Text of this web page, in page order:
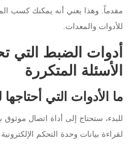
مقدماً. وهذا يعني أنه يمكنك كسب
للأدوات والمعدات.
أدوات الضبط التي
الأسئلة المتكررة
ما الأدوات التي
لقراءة بيانات وحدة التحكم